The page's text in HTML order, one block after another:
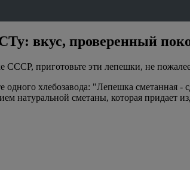
вкус, проверенный
приготовьте эти лепешки, не
одного хлебозавода: "Лепешка сметанная
натуральной сметаны, которая придает